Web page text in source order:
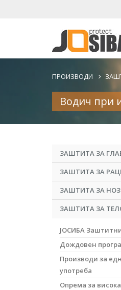
ПРОИЗВОДИ
Водич при
ЗАШТИТА ЗА
ЗАШТИТА ЗА
ЗАШТИТА ЗА
ЗАШТИТА ЗА
ЈОСИБА
Дождовен
Производи за
употреба
Опрема за